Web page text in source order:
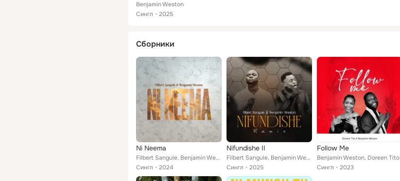
Benjamin Weston
Сингл
2025
Сборники
Ni Neema
Filbert Sangule, Benjamin Weston
Сингл
2024
Nifundishe II
Filbert Sangule, Benjamin Weston
Сингл
2025
Follow Me
Benjamin Weston, Doreen Tito
Сингл
2023